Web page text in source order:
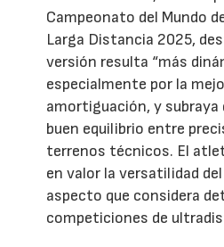
Campeonato del Mundo
Larga Distancia 2025,
versión resulta “más
especialmente por la
amortiguación, y subraya
buen equilibrio entre
terrenos técnicos. El
en valor la versatilidad
aspecto que considera
competiciones de